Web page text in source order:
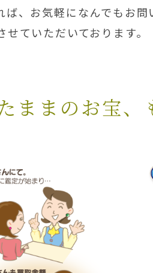
、お気軽になんでもお問
ていただいております。
ままのお宝、